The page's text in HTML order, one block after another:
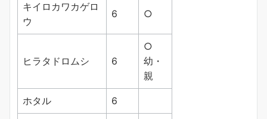
キイロカワカゲロ
ウ
6 ○
ヒラタドロムシ 6
○
幼・
親
ホタル 6